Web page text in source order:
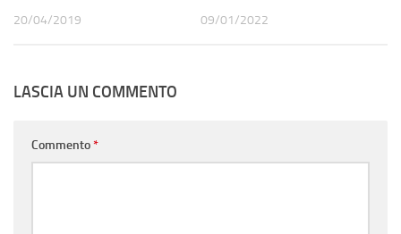
20/04/2019 09/01/2022
LASCIA UN COMMENTO
Commento*